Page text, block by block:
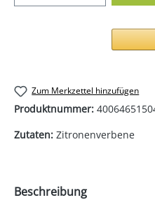
Zum Merkzettel hinzufügen
Produktnummer:
Zutaten: Zitronenverbene
Beschreibung